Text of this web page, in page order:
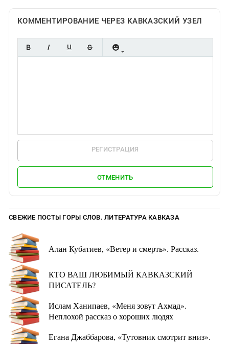
КОММЕНТИРОВАНИЕ ЧЕРЕЗ КАВКАЗСКИЙ УЗЕЛ
РЕГИСТРАЦИЯ
ОТМЕНИТЬ
СВЕЖИЕ ПОСТЫ ГОРЫ СЛОВ. ЛИТЕРАТУРА КАВКАЗА
Алан Кубатиев, «Ветер и смерть». Рассказ.
КТО ВАШ ЛЮБИМЫЙ КАВКАЗСКИЙ
ПИСАТЕЛЬ?
Ислам Ханипаев, «Меня зовут Ахмад».
Неплохой рассказ о хороших людях
Егана Джаббарова, «Тутовник смотрит вниз».